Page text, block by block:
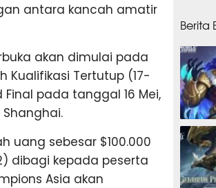
antara kancah amatir
akan dimulai pada
Kualifikasi Tertutup (17-
pada tanggal 16 Mei,
uang sebesar $100.000
dibagi kepada peserta
Asia akan
Berita
ESPORTS